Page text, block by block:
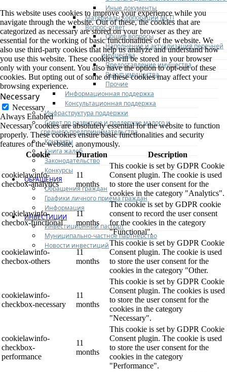
Иные документы
Материалы Корпорации МСП
Вопрос-ответ
Общие вопросы
Наполнение и актуализация перечней
имущества
Предоставление имущества
Выкуп имущества
Прочие
Информационная поддержка
Консультационная поддержка
Инфраструктура поддержки
Совет по развитию и поддержке малого и
среднего предпринимательства
Контакты
Книга жалоб
Законодательство
Конкурсы
ОБРАЩЕНИЯ
Обращения граждан
Графики личного приема граждан
Информация
ИНВЕСТИЦИИ
Инвестиционный паспорт
Муниципально-частное партнерство
Новости инвестиций
This website uses cookies to improve your experience while you
navigate through the website. Out of these, the cookies that are
categorized as necessary are stored on your browser as they are
essential for the working of basic functionalities of the website. We
also use third-party cookies that help us analyze and understand how
you use this website. These cookies will be stored in your browser
only with your consent. You also have the option to opt-out of these
cookies. But opting out of some of these cookies may affect your
browsing experience.
Necessary
Necessary
Always Enabled
Necessary cookies are absolutely essential for the website to function
properly. These cookies ensure basic functionalities and security
features of the website, anonymously.
Cookie
Duration Description
cookielawinfo-
checbox-analytics
11
months
This cookie is set by GDPR Cookie
Consent plugin. The cookie is used
to store the user consent for the
cookies in the category "Analytics".
cookielawinfo-
checbox-functional
11
months
The cookie is set by GDPR cookie
consent to record the user consent
for the cookies in the category
"Functional".
cookielawinfo-
checbox-others
11
months
This cookie is set by GDPR Cookie
Consent plugin. The cookie is used
to store the user consent for the
cookies in the category "Other.
cookielawinfo-
checkbox-necessary
11
months
This cookie is set by GDPR Cookie
Consent plugin. The cookies is used
to store the user consent for the
cookies in the category
"Necessary".
cookielawinfo-
checkbox-
performance
11
months
This cookie is set by GDPR Cookie
Consent plugin. The cookie is used
to store the user consent for the
cookies in the category
"Performance".